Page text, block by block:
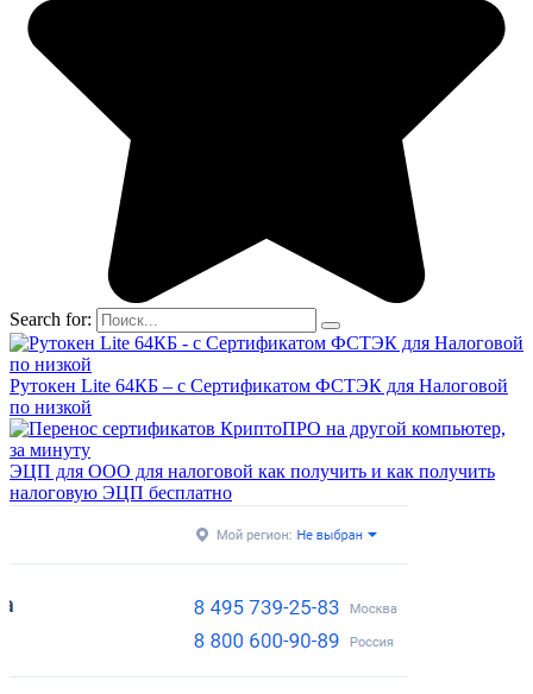
Search for:
Рутокен Lite 64КБ – с Сертификатом ФСТЭК для Налоговой
по низкой
ЭЦП для ООО для налоговой как получить и как получить
налоговую ЭЦП бесплатно